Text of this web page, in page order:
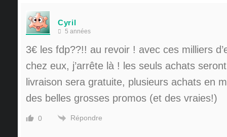
Cyril
5 années
3€ les fdp??!! au revoir ! avec ces milliers
chez eux, j’arrête là ! les seuls achats
livraison sera gratuite, plusieurs achats en
des belles grosses promos (et des vraies!)
0 Répondre